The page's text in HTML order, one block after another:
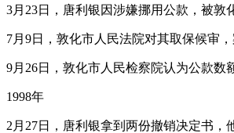
3月23日，唐利银因涉嫌挪用公款，被敦
7月9日，敦化市人民法院对其取保候审
9月26日，敦化市人民检察院认为公款数
1998年
2月27日，唐利银拿到两份撤销决定书，